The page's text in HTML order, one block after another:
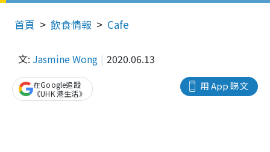
首頁 飲食情報 Cafe
文: Jasmine Wong 2020.06.13
用 App 睇文
在Google追蹤
《UHK 港生活》